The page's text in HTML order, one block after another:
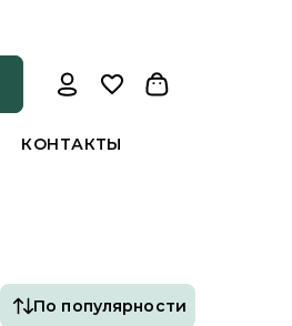
КОНТАКТЫ
По популярности